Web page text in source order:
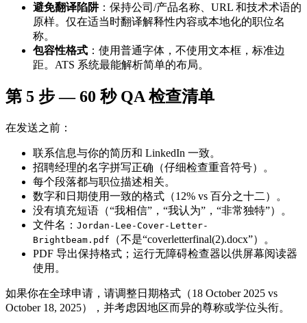
避免翻译陷阱：保持公司/产品名称、URL 和技术术语的
原样。仅在适当时翻译解释性内容或本地化的职位名
称。
包容性格式 ：使用普通字体，不使用文本框，标准边
距。ATS 系统最能解析简单的布局。
第 5 步 — 60 秒 QA 检查清单
在发送之前：
联系信息与你的简历和 LinkedIn 一致。
招聘经理的名字拼写正确（仔细检查重音符号）。
每个段落都与职位描述相关。
数字和日期使用一致的格式（12% vs 百分之十二）。
没有填充短语（“我相信”，“我认为”，“非常独特”）。
文件名： Jordan-Lee-Cover-Letter-
Brightbeam.pdf
（不是“coverletterfinal(2).docx”）。
PDF 导出保持格式；运行无障碍检查器以供屏幕阅读器
使用。
如果你在全球申请，请调整日期格式（18 October 2025 vs
October 18, 2025），并考虑因地区而异的尊称或学位头衔。